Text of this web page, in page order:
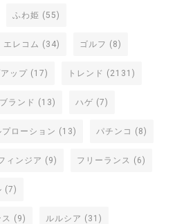
ふわ姫 (55)
エレコム (34) ゴルフ (8)
ップ (17) トレンド (2131)
ランド (13) ハゲ (7)
ローション (13) パチンコ (8)
ィンジア (9) フリーランス (6)
(7)
(9) ルルシア (31)